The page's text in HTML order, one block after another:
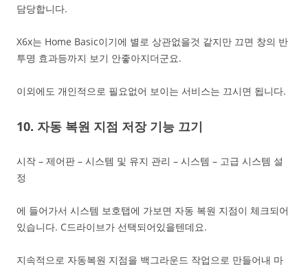
담당합니다.
X6x는 Home Basic이기에 별로 상관없을것 같지만 끄면 창의 반
투명 효과등까지 보기 안좋아지더군요.
이외에도 개인적으로 필요없어 보이는 서비스는 끄시면 됩니다.
10. 자동 복원 지점 저장 기능 끄기
시작 – 제어판 – 시스템 및 유지 관리 – 시스템 – 고급 시스템 설
정
에 들어가서 시스템 보호탭에 가보면 자동 복원 지점이 체크되어
있습니다. C드라이브가 선택되어있을텐데요.
지속적으로 자동복원 지점을 백그라운드 작업으로 만들어내 마